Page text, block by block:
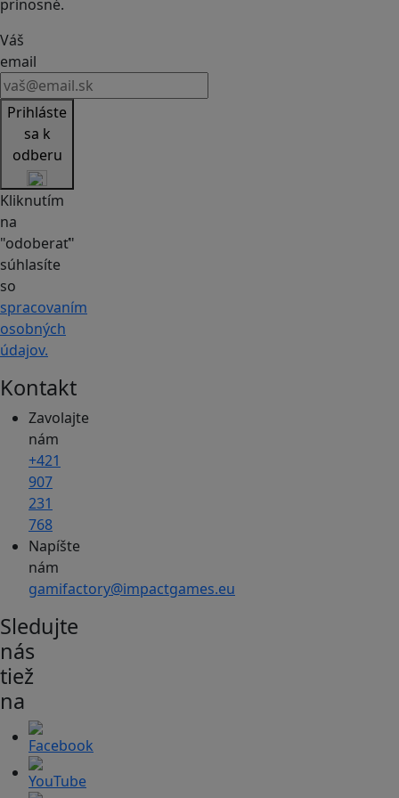
prínosné.
Váš
email
Prihláste
sa k
odberu
Kliknutím
na
"odoberať"
súhlasíte
so
spracovaním
osobných
údajov.
Kontakt
Zavolajte
nám
+421
907
231
768
Napíšte
nám
gamifactory@impactgames.eu
Sledujte
nás
tiež
na